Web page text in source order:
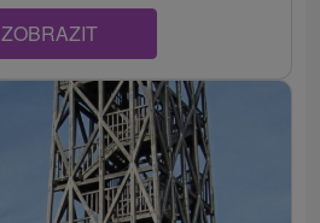
ZOBRAZIT